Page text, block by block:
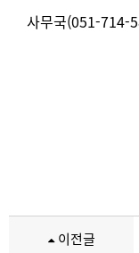
사무국(051-714-
이전글